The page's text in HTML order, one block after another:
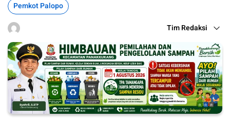
Pemkot Palopo
Tim Redaksi